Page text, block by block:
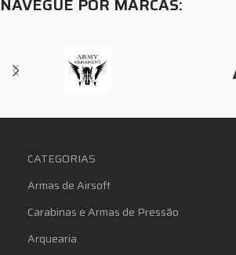
CATEGORIAS
Armas de Airsoft
Carabinas e Armas de Pressão
Arquearia